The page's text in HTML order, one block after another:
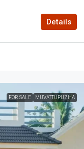
Details
FOR SALE MUVATTUPUZHA